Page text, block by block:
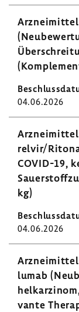
04.06.2026
relvir/
COVID-​19,
kg)
04.06.2026
lumab
vante